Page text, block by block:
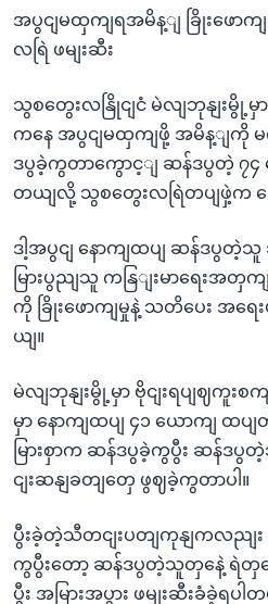
အပွငျမထှကျရအမိန့ျ ခြိုးဖေ
လရြဲ ဖမျးဆီး
သွစတွေးလနြိုငျငံ မဲလျဘုနျး
ကနေ အပွငျမထှကျဖို့ အမိန့ျကို
ဒပွခဲ့ကွတာကွောင့ျ ဆန်ဒပွတဲ့ ၇၄
တယျလို့ သွစတွေးလရြဲတပျဖှဲ့က ပွ
ဒါ့အပွငျ နောကျထပျ ဆန်ဒပွတဲ့
မြားပွညျသူ ကနြျးမာရေးအတှ
ကို ခြိုးဖောကျမှုနဲ့ သတိပေး အရ
ယျ။
မဲလျဘုနျးမွို့မှာ ဗိုငျးရပျဈကူး
မှာ နောကျထပျ ၄၁ ယောကျ ထပျတို
မြားစှာက ဆန်ဒပွခဲ့ကွပွီး ဆန်ဒပွ
ငျးဆနျခတျတှေ ဖွဈခဲ့ကွတာပါ။
ပွီးခဲ့တဲ့သီတငျးပတျကုနျကလညျ
ကွပွီးတော့ ဆန်ဒပွတဲ့သူတှနေဲ့ ရဲတှ
ပွီး အမြားအပွား ဖမျးဆီးခံခဲ့ရပါ